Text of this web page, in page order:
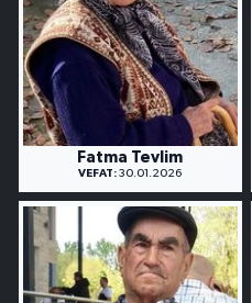
Fatma Tevlim
VEFAT: 30.01.2026